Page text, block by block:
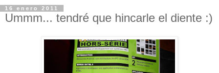
16 enero 2011
Ummm... tendré que hincarle el diente :)